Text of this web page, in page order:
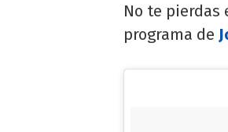
No te pierdas
programa de